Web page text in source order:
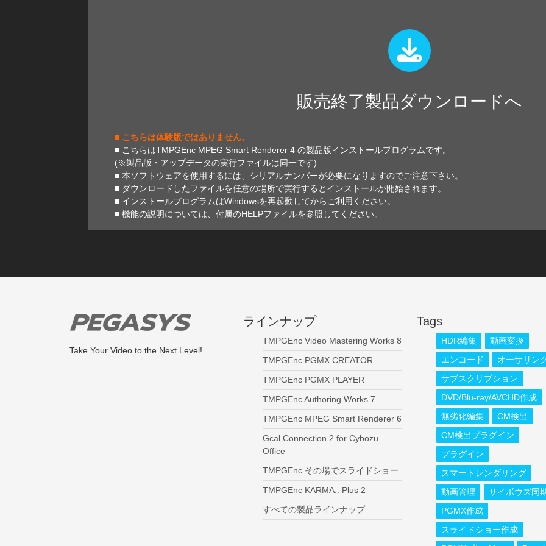
販売終了製品ダウンロードへ
■ こちらは体験版ではありません。
■ こちらはTMPGEnc MPEG Smart Renderer 4 の製品版インストールプログラムです。
(※製品版・アップデータの実行ファイルは同一です)
■ 本ソフトウェアを使用するには、シリアルナンバーが必要になりますのでご注意下さい。
■ ダウンロードしたファイルを任意の場所で実行するとインストールが開始されます。
■ インストールプログラムはWindowsを再起動してからご利用ください。
■ 機能の説明については、付属のHELPファイルを参照してください。
Take Your Video to the Next Level!
ラインナップ
TMPGEnc Video Mastering Works 8
TMPGEnc PGMX CREATOR
TMPGEnc PGMX PLAYER
TMPGEnc Authoring Works 7
TMPGEnc MPEG Smart Renderer 6
Gcal Connection 2 for Cybozu
Office
TMPGEnc その場でスライドショー
TMPGEnc KARMA.. Plus 2
すべての製品ラインナップ...
Tags
HDR編集
動画変換
エンコード
オーサリン
サブスクリプション
DVD/Blu-ray/AVCHD作成
無劣化編集
CM検出
CM検出プラグイン
プラグイン
スマートレンダリング
動画管理
サイボウズ同
PGMX作成
スライドショー作成